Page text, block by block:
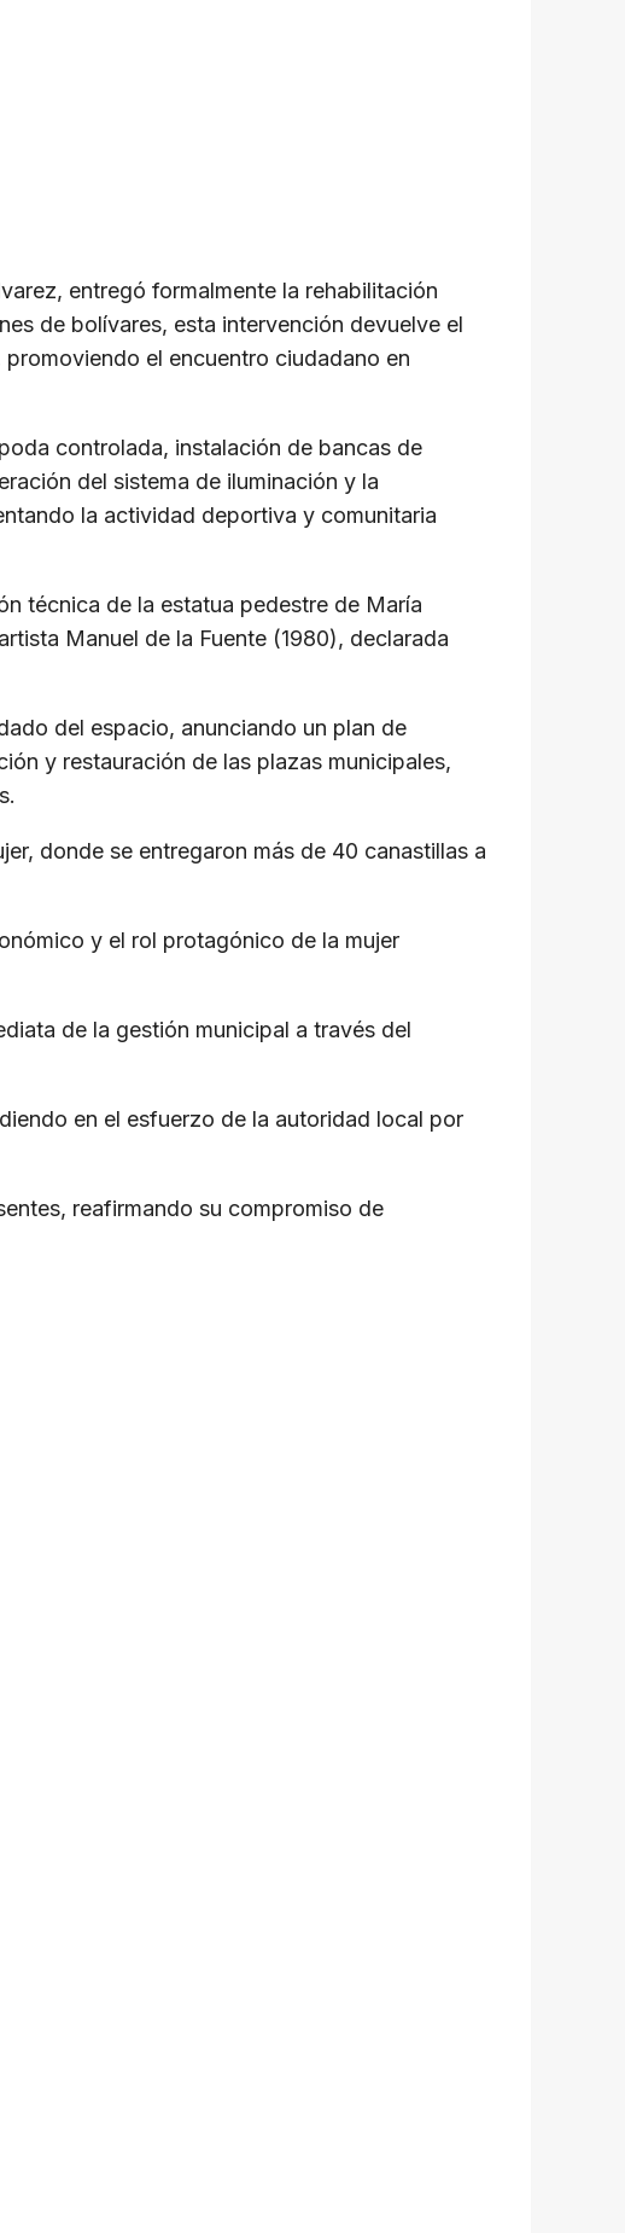
entregó formalmente la rehabilitación
de bolívares, esta intervención devuelve el
el encuentro ciudadano en
controlada, instalación de bancas de
del sistema de iluminación y la
la actividad deportiva y comunitaria
técnica de la estatua pedestre de María
Manuel de la Fuente (1980), declarada
del espacio, anunciando un plan de
y restauración de las plazas municipales,
donde se entregaron más de 40 canastillas a
y el rol protagónico de la mujer
de la gestión municipal a través del
en el esfuerzo de la autoridad local por
reafirmando su compromiso de